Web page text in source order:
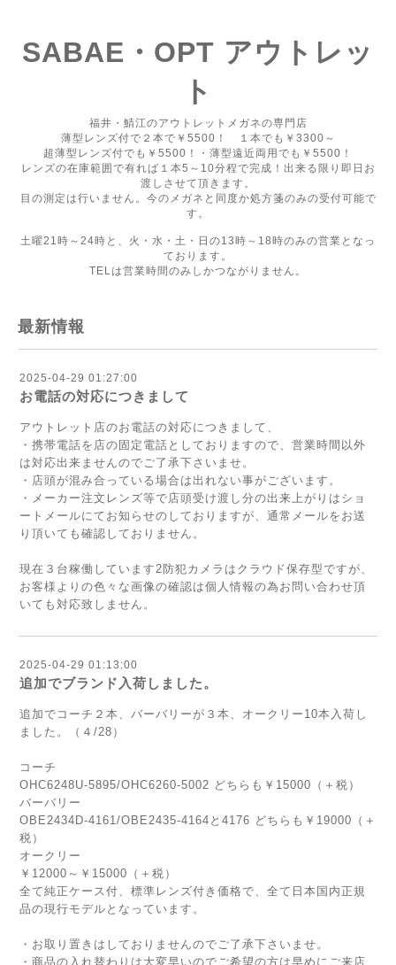
SABAE・OPT アウトレッ
ト
福井・鯖江のアウトレットメガネの専門店
薄型レンズ付で２本で￥5500！ １本でも￥3300～
超薄型レンズ付でも￥5500！・薄型遠近両用でも￥5500！
レンズの在庫範囲で有れば１本5～10分程で完成！出来る限り即日お
渡しさせて頂きます。
目の測定は行いません。今のメガネと同度か処方箋のみの受付可能で
す。
土曜21時～24時と、火・水・土・日の13時～18時のみの営業となっ
ております。
TELは営業時間のみしかつながりません。
最新情報
2025-04-29 01:27:00
お電話の対応につきまして
アウトレット店のお電話の対応につきまして、
・携帯電話を店の固定電話としておりますので、営業時間以外
は対応出来ませんのでご了承下さいませ。
・店頭が混み合っている場合は出れない事がございます。
・メーカー注文レンズ等で店頭受け渡し分の出来上がりはショ
ートメールにてお知らせのしておりますが、通常メールをお送
り頂いても確認しておりません。
現在３台稼働しています2防犯カメラはクラウド保存型ですが、
お客様よりの色々な画像の確認は個人情報の為お問い合わせ頂
いても対応致しません。
2025-04-29 01:13:00
追加でブランド入荷しました。
追加でコーチ２本、バーバリーが３本、オークリー10本入荷し
ました。（４/28）
コーチ
OHC6248U-5895/OHC6260-5002 どちらも￥15000（＋税）
バーバリー
OBE2434D-4161/OBE2435-4164と4176 どちらも￥19000（＋
税）
オークリー
￥12000～￥15000（＋税）
全て純正ケース付、標準レンズ付き価格で、全て日本国内正規
品の現行モデルとなっています。
・お取り置きはしておりませんのでご了承下さいませ。
・商品の入れ替わりは大変早いのでご希望の方は早めにご来店